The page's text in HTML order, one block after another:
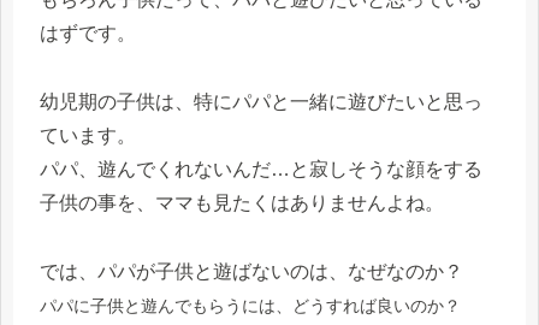
はずです。
幼児期の子供は、特にパパと一緒に遊びたいと思っ
ています。
パパ、遊んでくれないんだ…と寂しそうな顔をする
子供の事を、ママも見たくはありませんよね。
では、パパが子供と遊ばないのは、なぜなのか？
パパに子供と遊んでもらうには、どうすれば良いのか ？